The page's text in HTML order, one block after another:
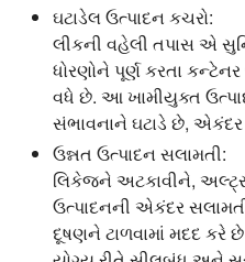
ઘટાડેલ ઉત્પાદન કચરો:
લીકની વહેલી તપાસ એ
ધોરણોને પૂર્ણ કરતા
વધે છે. આ ખામીયુક્ત
સંભાવનાને ઘટાડે છે, એકંદર
ઉન્નત ઉત્પાદન સલામતી:
લિકેજને અટકાવીને,
ઉત્પાદનની એકંદર
દૂષણને ટાળવામાં મદદ કરે